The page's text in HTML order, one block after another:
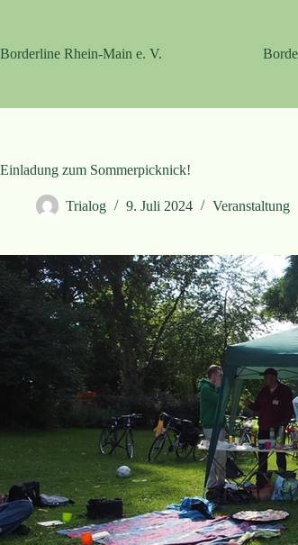
Borderline Rhein-Main e. V.
Einladung zum Sommerpicknick!
Trialog 9. Juli 2024 Veranstaltung